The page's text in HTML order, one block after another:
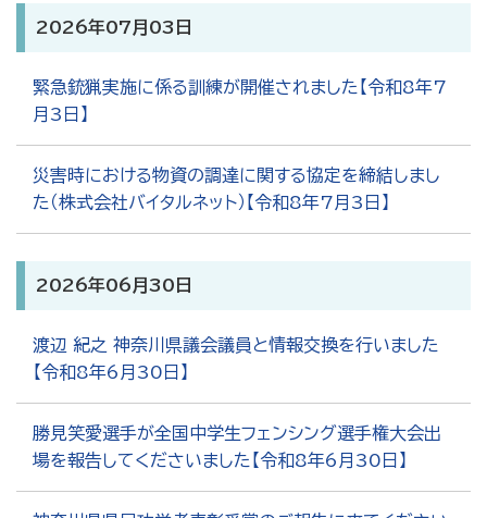
2026年07月03日
緊急銃猟実施に係る訓練が開催されました【令和8年7
月3日】
災害時における物資の調達に関する協定を締結しまし
た（株式会社バイタルネット）【令和8年7月3日】
2026年06月30日
渡辺 紀之 神奈川県議会議員と情報交換を行いました
【令和8年6月30日】
勝見笑愛選手が全国中学生フェンシング選手権大会出
場を報告してくださいました【令和8年6月30日】